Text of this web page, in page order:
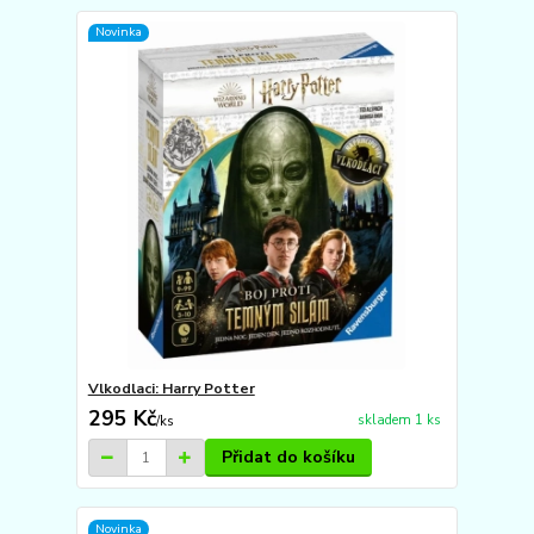
Novinka
Vlkodlaci: Harry Potter
295 Kč/ks skladem 1 ks
Přidat do košíku
Novinka